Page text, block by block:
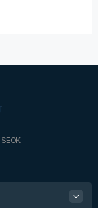
SEOK